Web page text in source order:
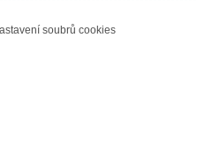
soubrů cookies